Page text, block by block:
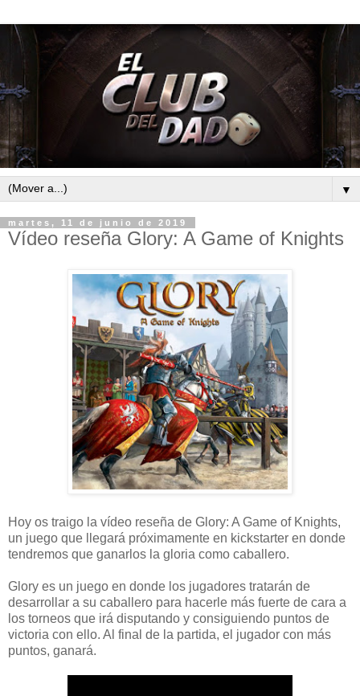
▼
martes, 11 de junio de 2019
Vídeo reseña Glory: A Game of Knights
Hoy os traigo la vídeo reseña de Glory: A Game of Knights,
un juego que llegará próximamente en kickstarter en donde
tendremos que ganarlos la gloria como caballero.
Glory es un juego en donde los jugadores tratarán de
desarrollar a su caballero para hacerle más fuerte de cara a
los torneos que irá disputando y consiguiendo puntos de
victoria con ello. Al final de la partida, el jugador con más
puntos, ganará.